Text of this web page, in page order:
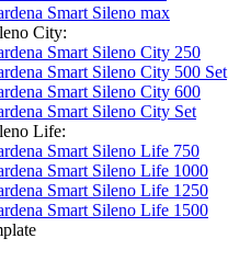
Smart Sileno max
City:
Smart Sileno City 250
Smart Sileno City 500 Set
Smart Sileno City 600
Smart Sileno City Set
Life:
Smart Sileno Life 750
Smart Sileno Life 1000
Smart Sileno Life 1250
Smart Sileno Life 1500